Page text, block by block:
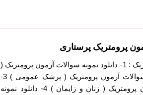
پرومتریک پرستاری
لیست نمونه سوالات پرومتریک : 1- دانلود نمونه سوالات آزمون پرومتریک (
مامایی ) 2- دانلود نمونه سوالات آزمون پرومتریک ( پزشک عمومی ) 3-
دانلود نمونه سوالات آزمون پرومتریک ( زنان و زایمان ) 4- دانلود نمونه